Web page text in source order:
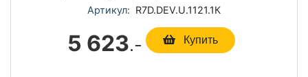
Артикул: R7D.DEV.U.1121.1К
5 623.- Купить